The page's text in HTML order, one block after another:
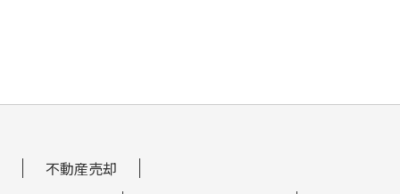
不動産売却